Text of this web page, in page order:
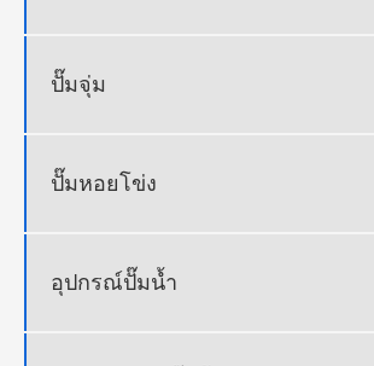
ปั๊มจุ่ม
ปั๊มหอยโข่ง
อุปกรณ์ปั๊มน้ำ